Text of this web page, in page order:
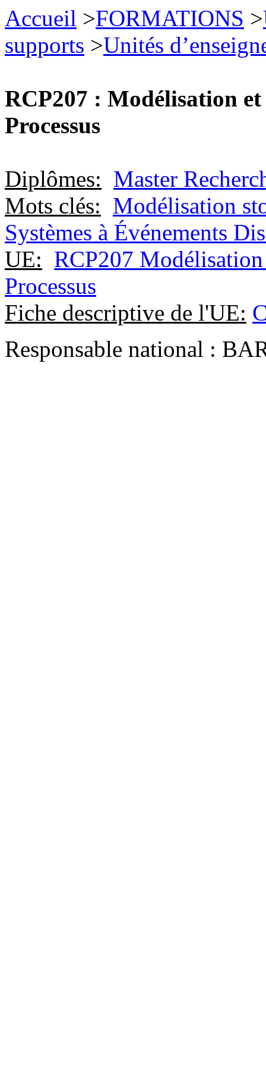
Accueil >FORMATIONS >
supports >Unités
RCP207 : Modélisation et
Processus
Diplômes: Master
Mots clés: Modélisation
Systèmes à Événements
UE: RCP207
Processus
Fiche descriptive de l'UE:
Responsable national :